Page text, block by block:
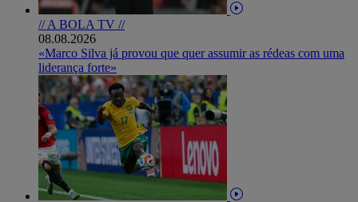
// A BOLA TV //
08.08.2026
«Marco Silva já provou que quer assumir as rédeas com uma
liderança forte»